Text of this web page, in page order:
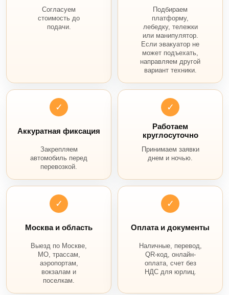
Согласуем
стоимость до
подачи.
Подбираем
платформу,
лебедку, тележки
или манипулятор.
Если эвакуатор не
может подъехать,
направляем другой
вариант техники.
✓
Аккуратная фиксация
Закрепляем
автомобиль перед
перевозкой.
✓
Работаем
круглосуточно
Принимаем заявки
днем и ночью.
✓
Москва и область
Выезд по Москве,
МО, трассам,
аэропортам,
вокзалам и
поселкам.
✓
Оплата и документы
Наличные, перевод,
QR-код, онлайн-
оплата, счет без
НДС для юрлиц.